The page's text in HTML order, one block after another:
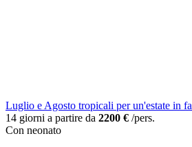
Luglio e Agosto tropicali per un'estate in
14 giorni a partire da 2200 € /pers.
Con neonato